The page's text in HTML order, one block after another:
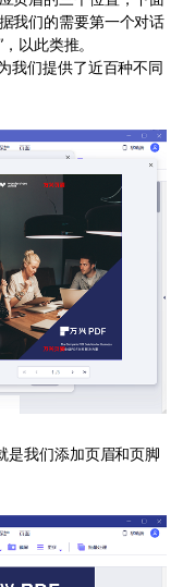
我们的需要第一个对话
以此类推。
我们提供了近百种不同
是我们添加页眉和页脚